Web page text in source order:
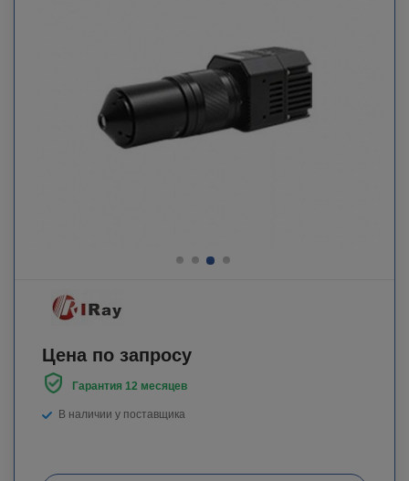
Цена по запросу
Гарантия 12 месяцев
В наличии у поставщика